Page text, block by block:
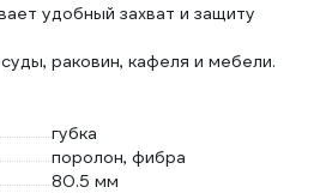
удобный захват и защиту
раковин, кафеля и мебели.
губка
поролон, фибра
80.5 мм